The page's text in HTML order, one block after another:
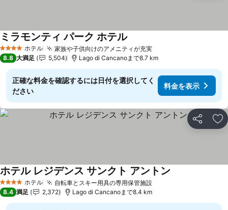
4 ホテルのランク
ホテル 家族や子供向けのアメニティが充実
ミラモンティ パーク ホテル
8.8 大満足 5,504 Lago di Cancanoまで8.7 km
正確な料金を確認するには日付を選択してく
ださい
料金を表示
シェア お
4 ホテルのランク
ホテル 自転車とスキー用具の専用保管施設
ホテル レジデンス サンクト アントン
8.4 満足 2,372 Lago di Cancanoまで8.4 km